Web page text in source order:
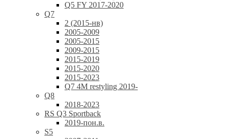
Q5 FY 2017-2020
Q7
2 (2015-нв)
2005-2009
2005-2015
2009-2015
2015-2019
2015-2020
2015-2023
Q7 4M restyling 2019-
Q8
2018-2023
RS Q3 Sportback
2019-пон.в.
S5